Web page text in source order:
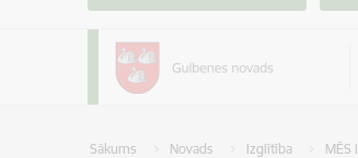
Sākums Novads Izglītība MĒS